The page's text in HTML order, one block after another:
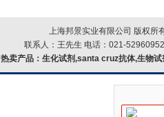
上海邦景实业有限公司 版权所
联系人：王先生 电话：021-
热卖产品： 生化试剂,santa cruz抗体,生物